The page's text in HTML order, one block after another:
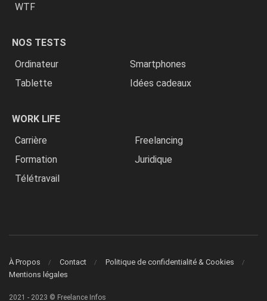
WTF
NOS TESTS
Ordinateur
Smartphones
Tablette
Idées cadeaux
WORK LIFE
Carrière
Freelancing
Formation
Juridique
Télétravail
À Propos Contact
Politique de confidentialité & Cookies
Mentions légales
2021 - 2023 © Freelance Infos